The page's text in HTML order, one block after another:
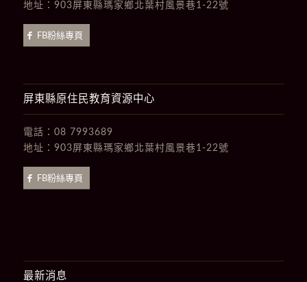
地址： 903屏東縣瑪家鄉北葉村風景巷1-22號
FB粉絲專頁
屏東縣原住民教育資源中心
電話： 08 7993689
地址： 903屏東縣瑪家鄉北葉村風景巷1-22號
FB粉絲專頁
最新消息